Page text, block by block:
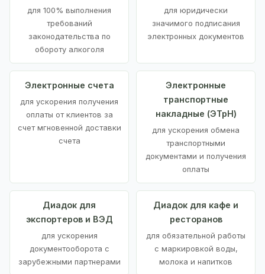
для 100% выполнения
требований
законодательства по
обороту алкоголя
для юридически
значимого подписания
электронных документов
Электронные счета
для ускорения получения
оплаты от клиентов за
счет мгновенной доставки
счета
Электронные
транспортные
накладные (ЭТрН)
для ускорения обмена
транспортными
документами и получения
оплаты
Диадок для
экспортеров и ВЭД
для ускорения
документооборота с
зарубежными партнерами
Диадок для кафе и
ресторанов
для обязательной работы
с маркировкой воды,
молока и напитков